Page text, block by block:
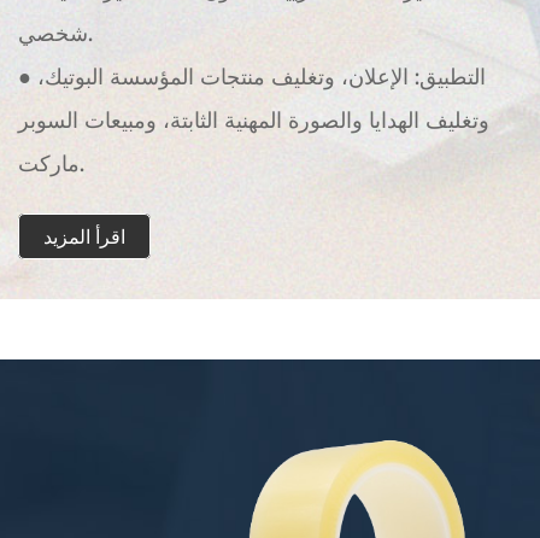
شخصي.
● التطبيق: الإعلان، وتغليف منتجات المؤسسة البوتيك،
وتغليف الهدايا والصورة المهنية الثابتة، ومبيعات السوبر
ماركت.
اقرأ المزيد